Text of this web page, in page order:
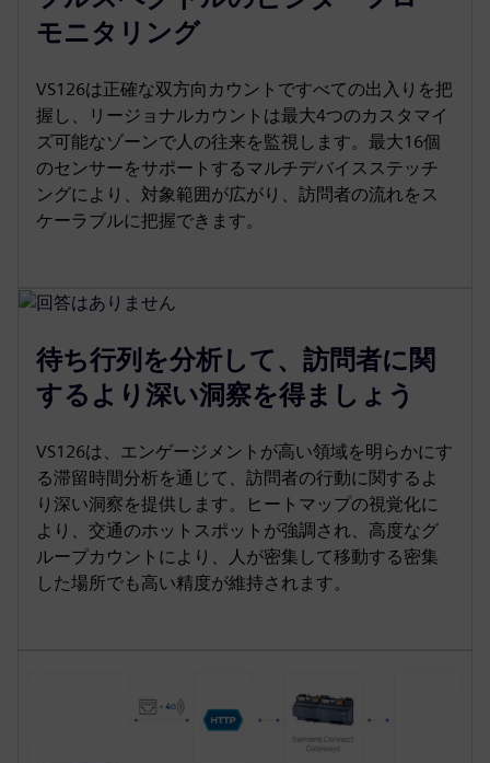
モニタリング
VS126は正確な双方向カウントですべての出入りを把
握し、リージョナルカウントは最大4つのカスタマイ
ズ可能なゾーンで人の往来を監視します。最大16個
のセンサーをサポートするマルチデバイスステッチ
ングにより、対象範囲が広がり、訪問者の流れをス
ケーラブルに把握できます。
待ち行列を分析して、訪問者に関
するより深い洞察を得ましょう
VS126は、エンゲージメントが高い領域を明らかにす
る滞留時間分析を通じて、訪問者の行動に関するよ
り深い洞察を提供します。ヒートマップの視覚化に
より、交通のホットスポットが強調され、高度なグ
ループカウントにより、人が密集して移動する密集
した場所でも高い精度が維持されます。